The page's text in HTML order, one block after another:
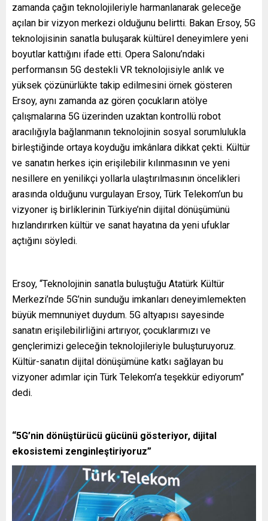
zamanda çağın teknolojileriyle harmanlanarak geleceğe
açılan bir vizyon merkezi olduğunu belirtti. Bakan Ersoy, 5G
teknolojisinin sanatla buluşarak kültürel deneyimlere yeni
boyutlar kattığını ifade etti. Opera Salonu’ndaki
performansın 5G destekli VR teknolojisiyle anlık ve
yüksek çözünürlükte takip edilmesini örnek gösteren
Ersoy, aynı zamanda az gören çocukların atölye
çalışmalarına 5G üzerinden uzaktan kontrollü robot
aracılığıyla bağlanmanın teknolojinin sosyal sorumlulukla
birleştiğinde ortaya koyduğu imkânlara dikkat çekti. Kültür
ve sanatın herkes için erişilebilir kılınmasının ve yeni
nesillere en yenilikçi yollarla ulaştırılmasının öncelikleri
arasında olduğunu vurgulayan Ersoy, Türk Telekom’un bu
vizyoner iş birliklerinin Türkiye’nin dijital dönüşümünü
hızlandırırken kültür ve sanat hayatına da yeni ufuklar
açtığını söyledi.
Ersoy, “Teknolojinin sanatla buluştuğu Atatürk Kültür
Merkezi’nde 5G’nin sunduğu imkanları deneyimlemekten
büyük memnuniyet duydum. 5G altyapısı sayesinde
sanatın erişilebilirliğini artırıyor, çocuklarımızı ve
gençlerimizi geleceğin teknolojileriyle buluşturuyoruz.
Kültür-sanatın dijital dönüşümüne katkı sağlayan bu
vizyoner adımlar için Türk Telekom’a teşekkür ediyorum”
dedi.
“5G’nin dönüştürücü gücünü gösteriyor, dijital
ekosistemi zenginleştiriyoruz”